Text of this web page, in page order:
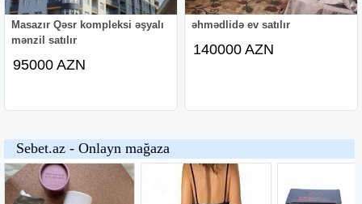
Masazır Qəsr kompleksi əşyalı
mənzil satılır
95000 AZN
əhmədlidə ev satılır
140000 AZN